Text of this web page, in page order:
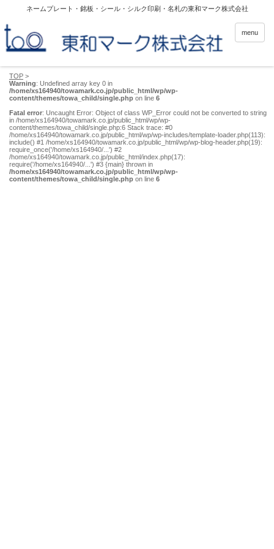
ネームプレート・銘板・シール・シルク印刷・名札の東和マーク株式会社
menu
TOP >
Warning: Undefined array key 0 in
/home/xs164940/towamark.co.jp/public_html/wp/wp-
content/themes/towa_child/single.php on line 6
Fatal error: Uncaught Error: Object of class WP_Error could not be converted to string
in /home/xs164940/towamark.co.jp/public_html/wp/wp-
content/themes/towa_child/single.php:6 Stack trace: #0
/home/xs164940/towamark.co.jp/public_html/wp/wp-includes/template-loader.php(113):
include() #1 /home/xs164940/towamark.co.jp/public_html/wp/wp-blog-header.php(19):
require_once('/home/xs164940/...') #2
/home/xs164940/towamark.co.jp/public_html/index.php(17):
require('/home/xs164940/...') #3 {main} thrown in
/home/xs164940/towamark.co.jp/public_html/wp/wp-
content/themes/towa_child/single.php on line 6